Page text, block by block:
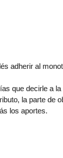
adherir al
que decirle a
la parte de
los aportes.